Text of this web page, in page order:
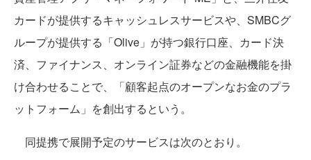
カードが提供するキャッシュレスサービスや、SMBCグ
ループが提供する「Olive」が持つ銀行口座、カード決
済、ファイナンス、オンライン証券などの金融機能を掛
け合わせることで、「顧客起点のオープンなお金のプラ
ットフォーム」を創出するという。
同提携で展開予定のサービスは次のとおり。